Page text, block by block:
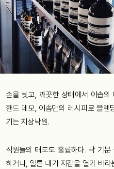
손을 씻고, 깨끗한 상태에서 이솝
핸드 데모, 이솝만의 레시피로 블렌
기는 지상낙원.
직원들의 태도도 훌륭하다. 딱 기
하거나, 얼른 내가 지갑을 열기 바